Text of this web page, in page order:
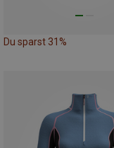
Du sparst 31%